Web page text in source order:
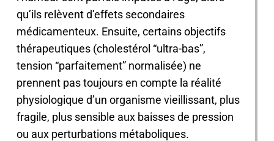
qu’ils relèvent d’effets secondaires
médicamenteux. Ensuite, certains objectifs
thérapeutiques (cholestérol “ultra-bas”,
tension “parfaitement” normalisée) ne
prennent pas toujours en compte la réalité
physiologique d’un organisme vieillissant, plus
fragile, plus sensible aux baisses de pression
ou aux perturbations métaboliques.